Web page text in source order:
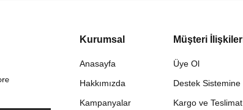
Kurumsal
Anasayfa
Hakkımızda
Kampanyalar
Müşteri
Üye Ol
Destek Sistemine
Kargo ve Teslimat